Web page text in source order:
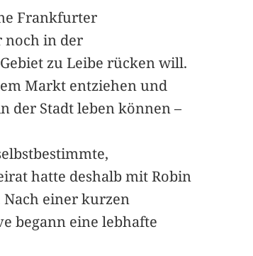
Frankfurter
noch in der
zu Leibe rücken will.
Markt entziehen und
der Stadt leben können –
hatte deshalb mit Robin
einer kurzen
begann eine lebhafte